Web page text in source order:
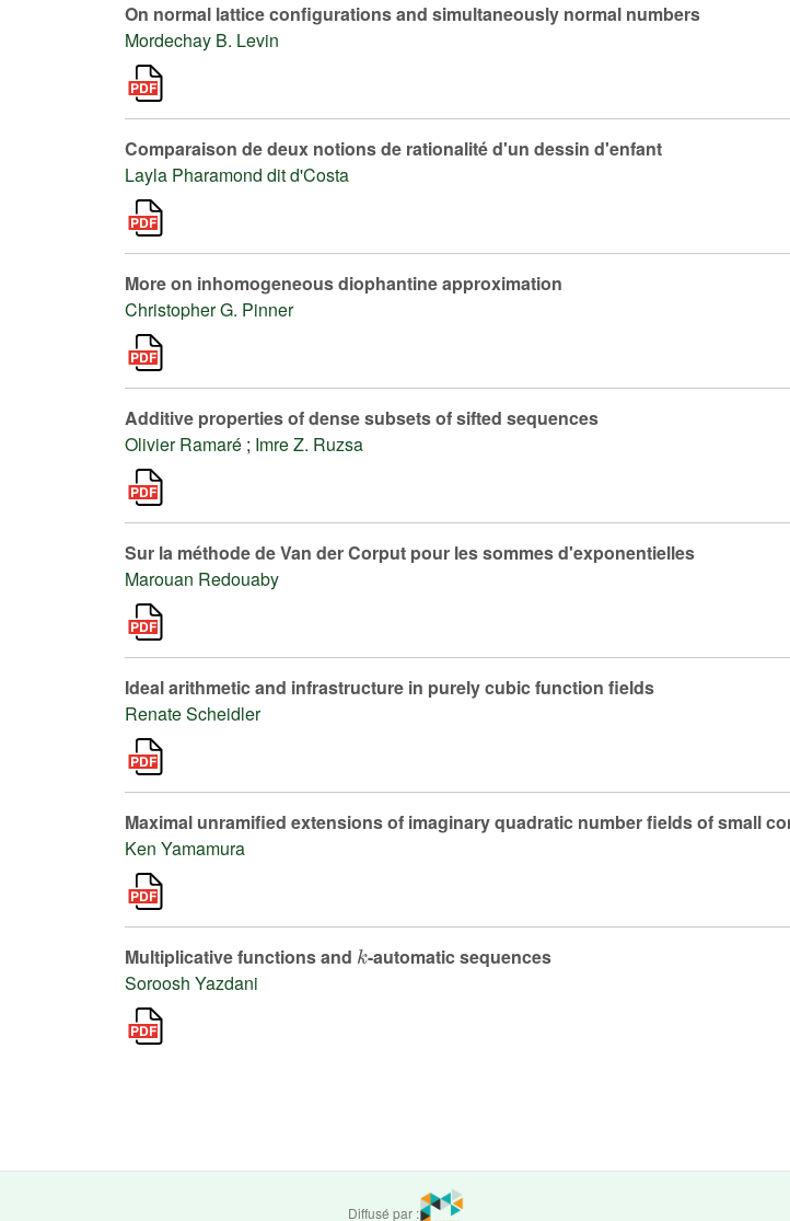
On normal lattice configurations and simultaneously normal numbers
Mordechay B. Levin
Comparaison de deux notions de rationalité d'un dessin d'enfant
Layla Pharamond dit d'Costa
More on inhomogeneous diophantine approximation
Christopher G. Pinner
Additive properties of dense subsets of sifted sequences
Olivier Ramaré ; Imre Z. Ruzsa
Sur la méthode de Van der Corput pour les sommes d'exponentielles
Marouan Redouaby
Ideal arithmetic and infrastructure in purely cubic function fields
Renate Scheidler
Maximal unramified extensions of imaginary quadratic number fields of small
Ken Yamamura
Multiplicative functions and
-automatic sequences
Soroosh Yazdani
Diffusé par :